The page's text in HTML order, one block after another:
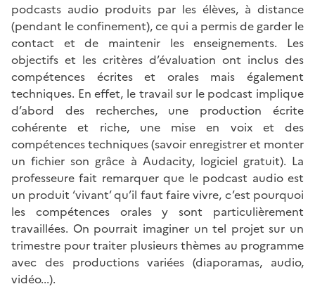
podcasts audio produits par les élèves, à distance
(pendant le confinement), ce qui a permis de garder le
contact et de maintenir les enseignements. Les
objectifs et les critères d’évaluation ont inclus des
compétences écrites et orales mais également
techniques. En effet, le travail sur le podcast implique
d’abord des recherches, une production écrite
cohérente et riche, une mise en voix et des
compétences techniques (savoir enregistrer et monter
un fichier son grâce à Audacity, logiciel gratuit). La
professeure fait remarquer que le podcast audio est
un produit ‘vivant’ qu’il faut faire vivre, c’est pourquoi
les compétences orales y sont particulièrement
travaillées. On pourrait imaginer un tel projet sur un
trimestre pour traiter plusieurs thèmes au programme
avec des productions variées (diaporamas, audio,
vidéo...).